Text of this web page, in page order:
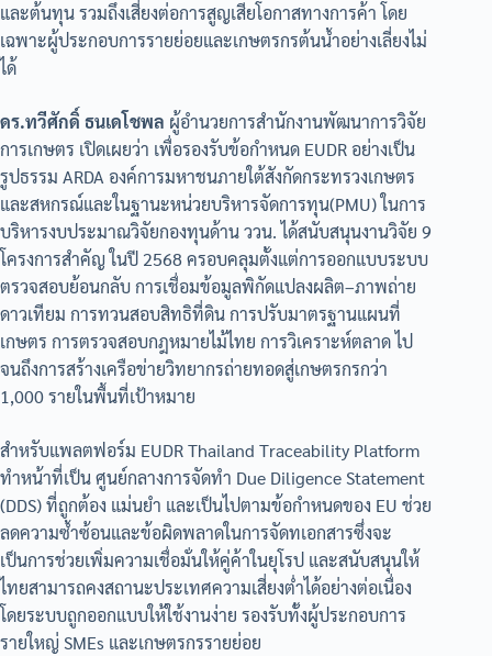
และต้นทุน รวมถึงเสี่ยงต่อการสูญเสียโอกาสทางการค้า โดย
เฉพาะผู้ประกอบการรายย่อยและเกษตรกรต้นน้ำอย่างเลี่ยงไม่
ได้
ดร.ทวีศักดิ์ ธนเดโชพล ผู้อำนวยการสำนักงานพัฒนาการวิจัย
การเกษตร เปิดเผยว่า เพื่อรองรับข้อกำหนด EUDR อย่างเป็น
รูปธรรม ARDA องค์การมหาชนภายใต้สังกัดกระทรวงเกษตร
และสหกรณ์และในฐานะหน่วยบริหารจัดการทุน(PMU) ในการ
บริหารงบประมาณวิจัยกองทุนด้าน ววน. ได้สนับสนุนงานวิจัย 9
โครงการสำคัญ ในปี 2568 ครอบคลุมตั้งแต่การออกแบบระบบ
ตรวจสอบย้อนกลับ การเชื่อมข้อมูลพิกัดแปลงผลิต–ภาพถ่าย
ดาวเทียม การทวนสอบสิทธิที่ดิน การปรับมาตรฐานแผนที่
เกษตร การตรวจสอบกฎหมายไม้ไทย การวิเคราะห์ตลาด ไป
จนถึงการสร้างเครือข่ายวิทยากรถ่ายทอดสู่เกษตรกรกว่า
1,000 รายในพื้นที่เป้าหมาย
สำหรับแพลตฟอร์ม EUDR Thailand Traceability Platform
ทำหน้าที่เป็น ศูนย์กลางการจัดทำ Due Diligence Statement
(DDS) ที่ถูกต้อง แม่นยำ และเป็นไปตามข้อกำหนดของ EU ช่วย
ลดความซ้ำซ้อนและข้อผิดพลาดในการจัดทเอกสารซึ่งจะ
เป็นการช่วยเพิ่มความเชื่อมั่นให้คู่ค้าในยุโรป และสนับสนุนให้
ไทยสามารถคงสถานะประเทศความเสี่ยงต่ำได้อย่างต่อเนื่อง
โดยระบบถูกออกแบบให้ใช้งานง่าย รองรับทั้งผู้ประกอบการ
รายใหญ่ SMEs และเกษตรกรรายย่อย